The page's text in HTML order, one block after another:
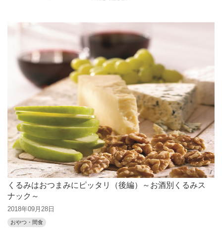
くるみはおつまみにピッタリ（後編）～お酒別くるみス
ナック～
2018年09月28日
おやつ・間食